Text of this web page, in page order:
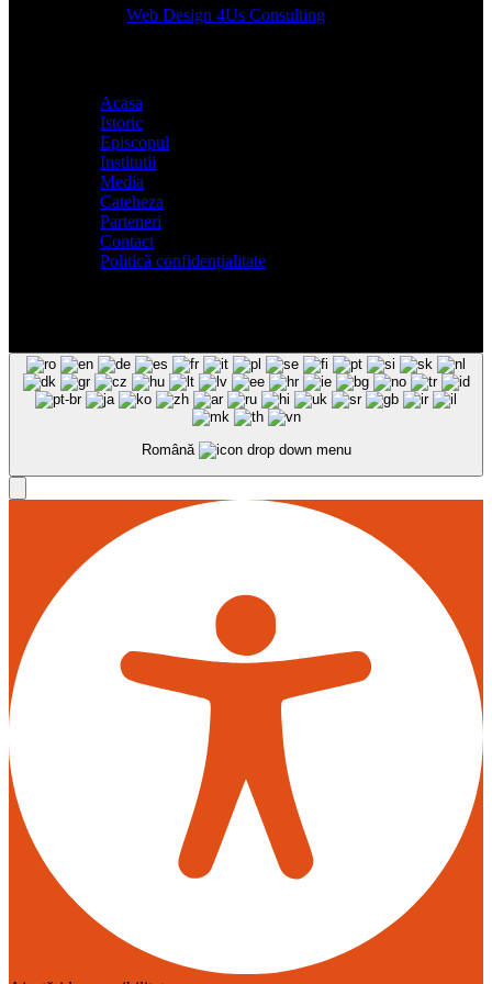
Designed byWeb Design 4Us Consulting
Acasa
Istoric
Episcopul
Institutii
Media
Cateheza
Parteneri
Contact
Politică confidențialitate
Română